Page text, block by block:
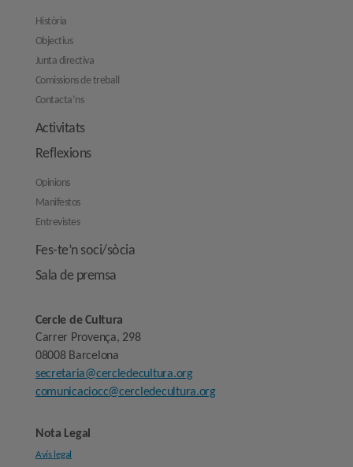
Història
Objectius
Junta directiva
Comissions de treball
Contacta’ns
Activitats
Reflexions
Opinions
Manifestos
Entrevistes
Fes-te’n soci/sòcia
Sala de premsa
Cercle de Cultura
Carrer Provença, 298
08008 Barcelona
secretaria@cercledecultura.org
comunicaciocc@cercledecultura.org
Nota Legal
Avís legal